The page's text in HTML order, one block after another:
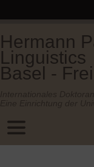
Hermann
Linguistics
Basel -